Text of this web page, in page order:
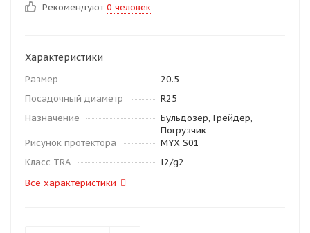
Рекомендуют 0 человек
Характеристики
Размер
20.5
Посадочный диаметр
R25
Назначение
Бульдозер, Грейдер,
Погрузчик
Рисунок протектора
MYX S01
Класс TRA
l2/g2
Все характеристики